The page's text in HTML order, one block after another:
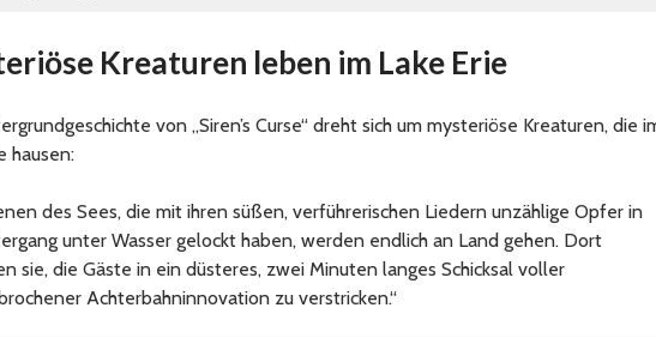
Kreaturen leben im Lake Erie
von „Siren’s Curse“ dreht sich um mysteriöse Kreaturen, die
hausen:
des Sees, die mit ihren süßen, verführerischen Liedern unzählige Opfer in
unter Wasser gelockt haben, werden endlich an Land gehen. Dort
sie, die Gäste in ein düsteres, zwei Minuten langes Schicksal voller
Achterbahninnovation zu verstricken.“